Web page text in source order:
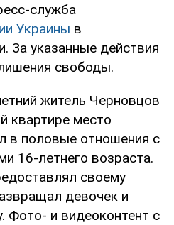
служба
Украины в
За указанные действия
свободы.
житель Черновцов
квартире место
в половые отношения с
16-летнего возраста.
своему
девочек и
Фото- и видеоконтент с